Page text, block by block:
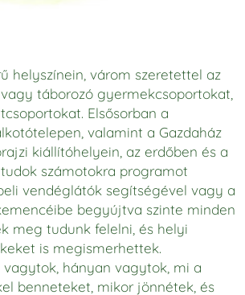
helyszínein, várom szeretettel az
táborozó gyermekcsoportokat,
Elsősorban a
valamint a Gazdaház
kiállítóhelyein, az erdőben és a
számotokra programot
vendéglátók segítségével vagy a
begyújtva szinte minden
meg tudunk felelni, és helyi
is megismerhettek.
vagytok, hányan vagytok, mi a
benneteket, mikor jönnétek, és